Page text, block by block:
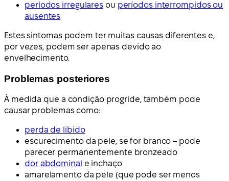
períodos irregulares ou períodos interrompidos ou
ausentes
Estes sintomas podem ter muitas causas diferentes e,
por vezes, podem ser apenas devido ao
envelhecimento.
Problemas posteriores
À medida que a condição progride, também pode
causar problemas como:
perda de libido
escurecimento da pele, se for branco – pode
parecer permanentemente bronzeado
dor abdominal e inchaço
amarelamento da pele (que pode ser menos